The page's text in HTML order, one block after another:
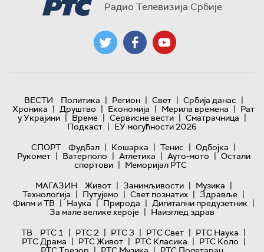
Радио Телевизија Србије
ВЕСТИ Политика | Регион | Свет | Србија данас |
Хроника | Друштво | Економија | Мерила времена | Рат
у Украјини | Време | Сервисне вести | Сматрачница |
Подкаст | ЕУ могућности 2026
СПОРТ
Фудбал | Кошарка | Тенис | Одбојка |
Рукомет | Ватерполо | Атлетика | Ауто-мото | Остали
спортови | Меморијал РТС
МАГАЗИН
Живот | Занимљивости | Музика |
Технологијa | Путујемо | Свет познатих | Здравље |
Филм и ТВ | Наука | Природа | Дигитални предузетник |
За мале велике хероје | Наизглед здрав
ТВ
РТС 1 | РТС 2 | РТС 3 | РТС Свет | РТС Наука |
РТС Драма | РТС Живот | РТС Класика | РТС Коло |